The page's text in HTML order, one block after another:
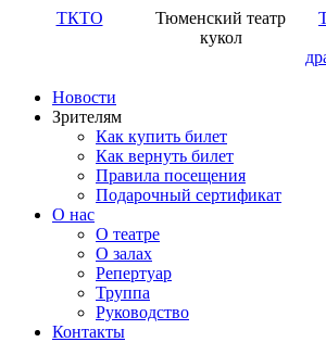
ТКТО
Тюменский театр
кукол
Новости
Зрителям
Как купить билет
Как вернуть билет
Правила посещения
Подарочный сертификат
О нас
О театре
О залах
Репертуар
Труппа
Руководство
Контакты